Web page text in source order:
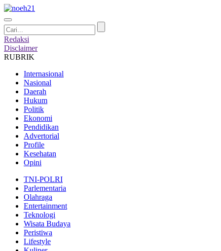
Redaksi
Disclaimer
RUBRIK
Internasional
Nasional
Daerah
Hukum
Politik
Ekonomi
Pendidikan
Advertorial
Profile
Kesehatan
Opini
TNI-POLRI
Parlementaria
Olahraga
Entertainment
Teknologi
Wisata Budaya
Peristiwa
Lifestyle